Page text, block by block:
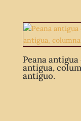
Peana
antigua,
antiguo.